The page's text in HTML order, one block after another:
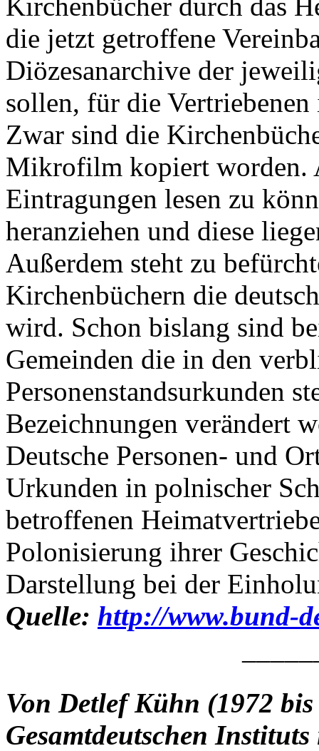
die jetzt getroffene
Diözesanarchive der
sollen, für die
Zwar sind die
Mikrofilm kopiert worden.
Eintragungen lesen zu
heranziehen und diese
Außerdem steht zu
Kirchenbüchern die
wird. Schon bislang sind
Gemeinden die in den
Personenstandsurkunden
Bezeichnungen verändert
Deutsche Personen- und
Urkunden in polnischer
betroffenen
Polonisierung ihrer
Darstellung bei der
Quelle: http://www.bund-
Von Detlef Kühn (1972
Gesamtdeutschen